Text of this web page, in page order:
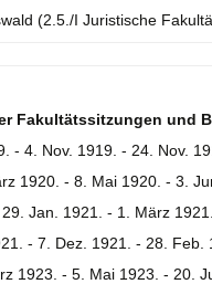
(2.5./I Juristische
Fakultätssitzungen und
- 4. Nov. 1919. - 24. Nov.
1920. - 8. Mai 1920. - 3.
Jan. 1921. - 1. März
- 7. Dez. 1921. - 28.
1923. - 5. Mai 1923. - 20.